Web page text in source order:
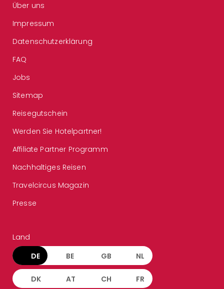
Über uns
Impressum
Datenschutzerklärung
FAQ
Jobs
Sitemap
Reisegutschein
Werden Sie Hotelpartner!
Affiliate Partner Programm
Nachhaltiges Reisen
Travelcircus Magazin
Presse
Land
DE BE GB NL
DK AT CH FR